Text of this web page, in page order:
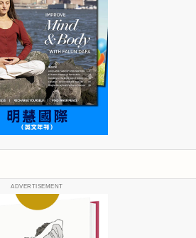
ADVERTISEMENT